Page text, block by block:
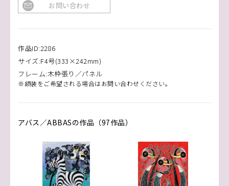
お問い合わせ
作品ID:2286
サイズ:F4号(333×242mm)
フレーム:木枠張り／パネル
※額装をご希望される場合はお問い合わせください。
アバス／ABBASの作品（97作品）